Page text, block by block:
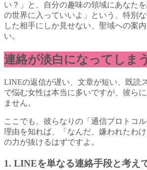
い？」と、自分の趣味の領域にあなた
の世界に入っていいよ」という、特別
した相手にしか見せない、聖域への案
い。
連絡が淡白になってしま
LINEの返信が遅い、文章が短い、既読
で悩む女性は本当に多いですが、彼ら
ません。
ここでも、彼らなりの「通信プロトコル
理由を知れば、「なんだ、嫌われたわ
の力が抜けるはずですよ。
1. LINEを単なる連絡手段と考え